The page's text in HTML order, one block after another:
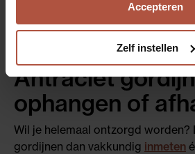
Accepteren
Zelf instellen
je gordijnen helemaal gratis (*). Zo
gordijnensamen, perfect op maat
afgestemd op jouw woonwensen.
Antraciet
ophangen of
Wil je helemaal ontzorgd worden?
gordijnen dan vakkundig inmeten